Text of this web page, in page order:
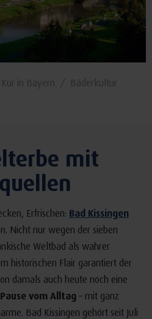
Kur in Bayern
Bäderkultur
mit
Erfrischen: Bad Kissingen
Nicht nur wegen der sieben
Weltbad als wahrer
historischen Flair garantiert der
damals auch heute noch eine
vom Alltag– mit ganz
Bad Kissingen gehört seit Juli